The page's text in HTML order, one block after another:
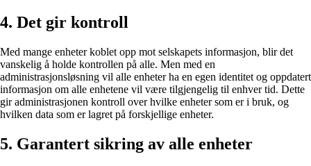
4. Det gir kontroll
Med mange enheter koblet opp mot selskapets informasjon, blir det
vanskelig å holde kontrollen på alle. Men med en
administrasjonsløsning vil alle enheter ha en egen identitet og oppdatert
informasjon om alle enhetene vil være tilgjengelig til enhver tid. Dette
gir administrasjonen kontroll over hvilke enheter som er i bruk, og
hvilken data som er lagret på forskjellige enheter.
5. Garantert sikring av alle enheter